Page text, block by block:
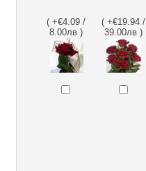
( +€4.09 /
8.00лв )
( +€19.94 /
39.00лв )